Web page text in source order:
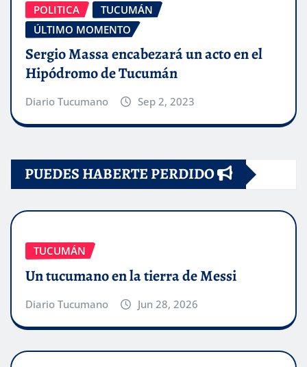
POLITICA
TUCUMÁN
ÚLTIMO MOMENTO
Sergio Massa encabezará un acto en el
Hipódromo de Tucumán
Diario Tucumano Sep 2, 2023
PUEDES HABERTE PERDIDO
TUCUMÁN
Un tucumano en la tierra de Messi
Diario Tucumano Jun 28, 2026